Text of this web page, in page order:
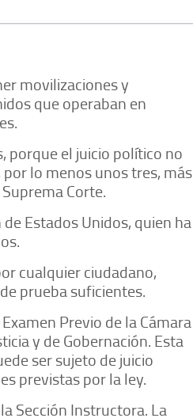
movilizaciones y
que operaban en
porque el juicio político no
lo menos unos tres, más
Corte.
Estados Unidos, quien ha
cualquier ciudadano,
prueba suficientes.
Previo de la Cámara
y de Gobernación. Esta
ser sujeto de juicio
previstas por la ley.
Sección Instructora. La